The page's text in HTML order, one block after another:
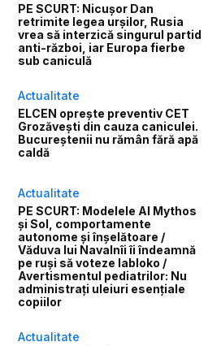
PE SCURT: Nicușor Dan
retrimite legea urșilor, Rusia
vrea să interzică singurul partid
anti-război, iar Europa fierbe
sub caniculă
Actualitate
ELCEN oprește preventiv CET
Grozăvești din cauza caniculei.
Bucureștenii nu rămân fără apă
caldă
Actualitate
PE SCURT: Modelele AI Mythos
și Sol, comportamente
autonome și înșelătoare /
Văduva lui Navalnîi îi îndeamnă
pe ruși să voteze Iabloko /
Avertismentul pediatrilor: Nu
administrați uleiuri esențiale
copiilor
Actualitate